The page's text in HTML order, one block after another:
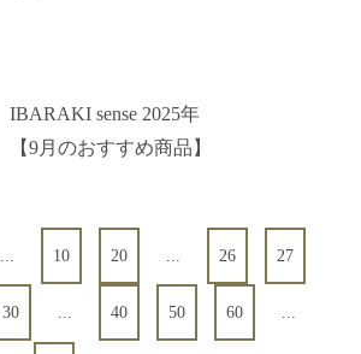
IBARAKI sense 2025年
【9月のおすすめ商品】
... 10 20 ... 26 27
30 ... 40 50 60 ...